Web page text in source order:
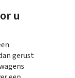
u
gerust